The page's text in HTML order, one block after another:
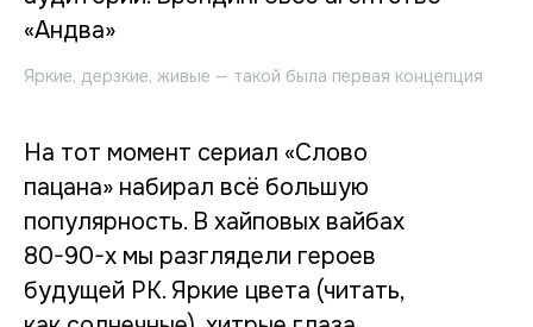
Яркие, дерзкие, живые — такой была первая концепция
На тот момент сериал «Слово
пацана» набирал всё большую
популярность. В хайповых вайбах
80-90-х мы разглядели героев
будущей РК. Яркие цвета (читать,